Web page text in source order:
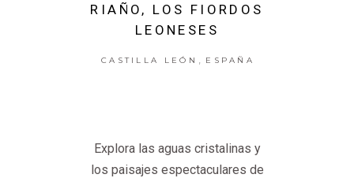
RIAÑO, LOS FIORDOS
LEONESES
CASTILLA LEÓN ESPAÑA
Explora las aguas cristalinas y
los paisajes espectaculares de